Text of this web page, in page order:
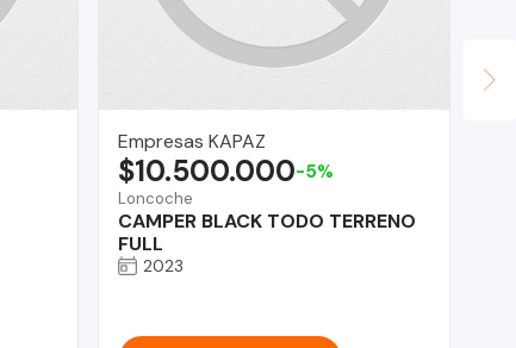
Empresas KAPAZ
Loncoche
CAMPER BLACK TODO TERRENO
FULL
$10.500.000-5%
2023